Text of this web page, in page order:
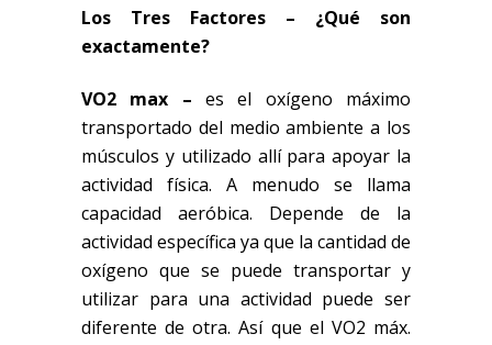
Los Tres Factores – ¿Qué son
exactamente?
VO2 max – es el oxígeno máximo
transportado del medio ambiente a los
músculos y utilizado allí para apoyar la
actividad física. A menudo se llama
capacidad aeróbica. Depende de la
actividad específica ya que la cantidad de
oxígeno que se puede transportar y
utilizar para una actividad puede ser
diferente de otra. Así que el VO2 máx.